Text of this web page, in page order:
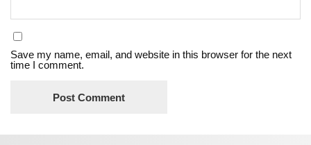
Save my name, email, and website in this browser for the next
time I comment.